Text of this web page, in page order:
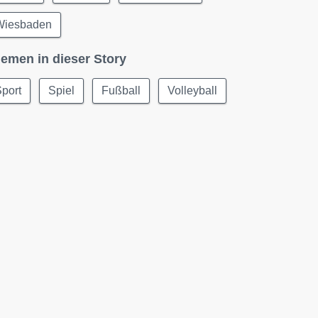
in dieser Story
Spiel Fußball Volleyball